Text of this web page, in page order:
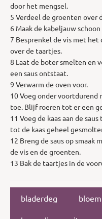
door het mengsel.
5 Verdeel de groenten over
6 Maak de kabeljauw
7 Besprenkel de vis met
over de taartjes.
8 Laat de boter smelten en
een saus ontstaat.
9 Verwarm de oven voor.
10 Voeg onder
toe. Blijf roeren tot er een
11 Voeg de kaas aan de
tot de kaas geheel
12 Breng de saus op smaak
de vis en de groenten.
13 Bak de taartjes in de
bladerdeg